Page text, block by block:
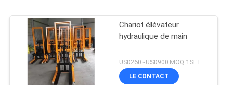
Chariot élévateur
hydraulique de main
USD260~USD900 MOQ:1SET
LE CONTACT